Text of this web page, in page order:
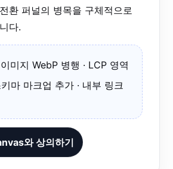
환 퍼널의 병목을 구체적으로
다.
이미지 WebP 병행 · LCP 영역
마 마크업 추가 · 내부 링크
와 상의하기